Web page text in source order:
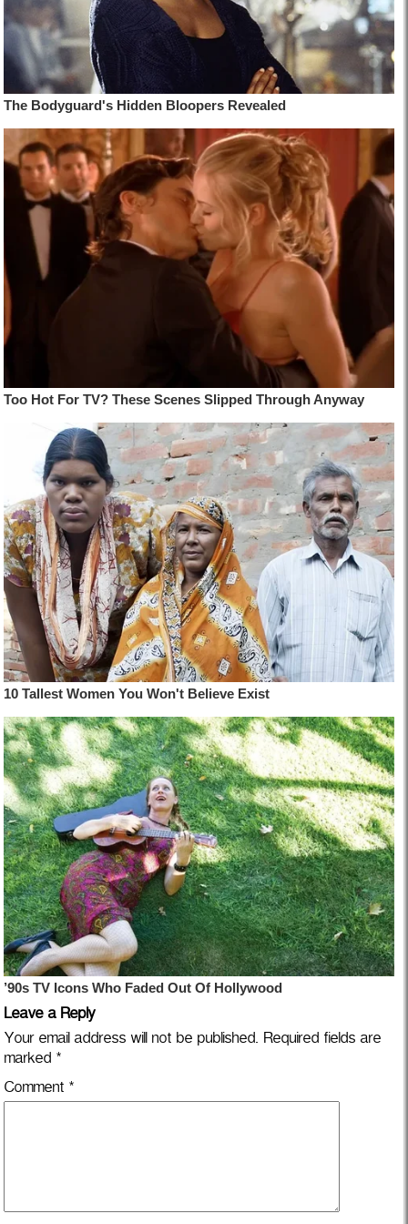
Leave a Reply
Your email address will not be published. Required fields are
marked *
Comment *